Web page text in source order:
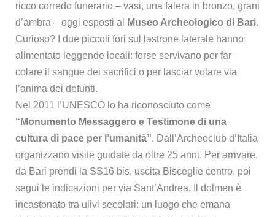
ricco corredo funerario – vasi, una falera in bronzo, grani
d’ambra – oggi esposti al
Museo Archeologico di Bari.
Curioso? I due piccoli fori sul lastrone laterale hanno
alimentato leggende locali: forse servivano per far
colare il sangue dei sacrifici o per lasciar volare via
l’anima dei defunti.
Nel 2011 l’UNESCO lo ha riconosciuto come
“Monumento Messaggero e Testimone di una
cultura di pace per l’umanità”. Dall’Archeoclub d’Italia
organizzano visite guidate da oltre 25 anni. Per arrivare,
da Bari prendi la SS16 bis, uscita Bisceglie centro, poi
segui le indicazioni per via Sant’Andrea. Il dolmen è
incastonato tra ulivi secolari: un luogo che emana